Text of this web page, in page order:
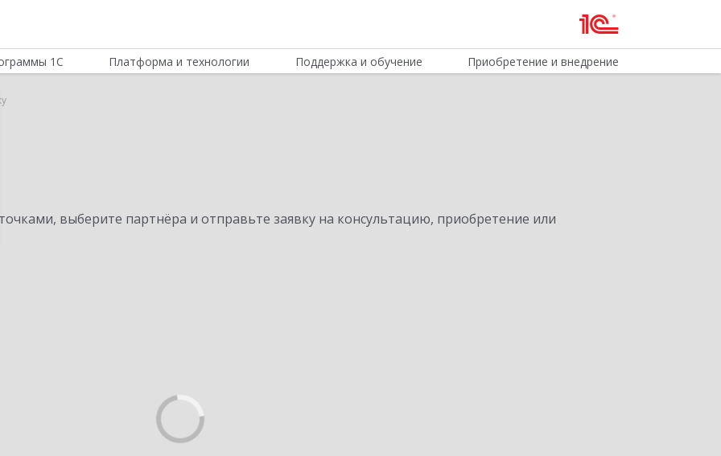
1С Платформа и технологии Поддержка и обучение Приобретение и внедрение
выберите партнёра и отправьте заявку на консультацию, приобретение или